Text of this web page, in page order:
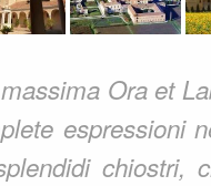
Ora et
espressioni
chiostri,